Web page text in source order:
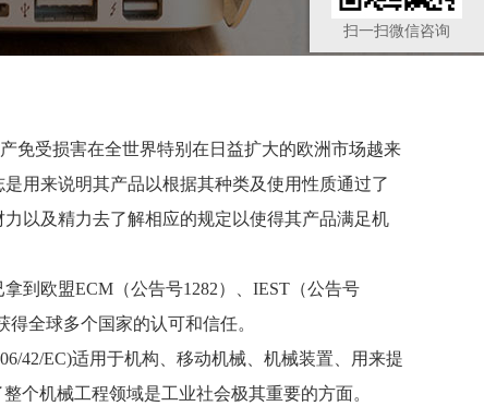
免受损害在全世界特别在日益扩大的欧洲市场越来
用来说明其产品以根据其种类及使用性质通过了
以及精力去了解相应的规定以使得其产品满足机
到欧盟ECM（公告号1282）、IEST（公告号
全球多个国家的认可和信任。
42/EC)适用于机构、移动机械、机械装置、用来提
个机械工程领域是工业社会极其重要的方面。
扫一扫微信咨询